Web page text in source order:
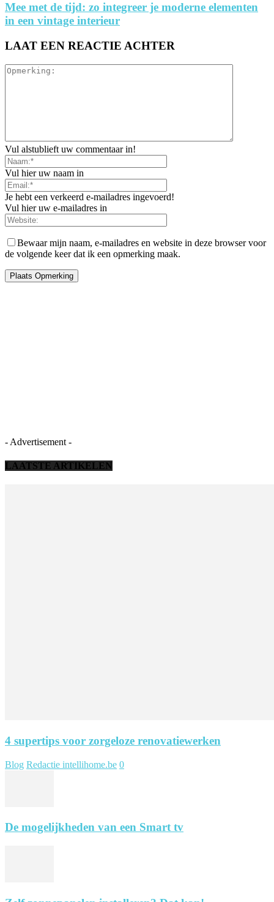
Mee met de tijd: zo integreer je moderne elementen
in een vintage interieur
LAAT EEN REACTIE ACHTER
Vul alstublieft uw commentaar in!
Vul hier uw naam in
Je hebt een verkeerd e-mailadres ingevoerd!
Vul hier uw e-mailadres in
Bewaar mijn naam, e-mailadres en website in deze browser voor
de volgende keer dat ik een opmerking maak.
- Advertisement -
LAATSTE ARTIKELEN
4 supertips voor zorgeloze renovatiewerken
Blog Redactie intellihome.be 0
De mogelijkheden van een Smart tv